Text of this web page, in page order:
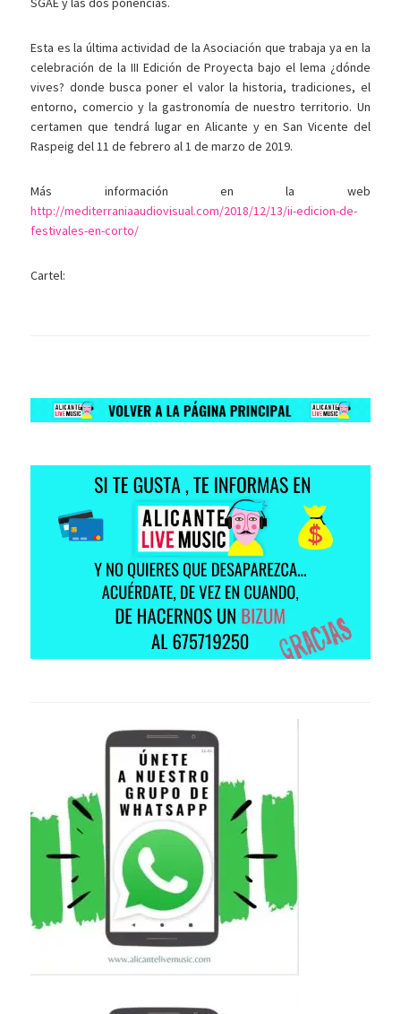
Esta es la última actividad de la Asociación que trabaja ya en la
celebración de la III Edición de Proyecta bajo el lema ¿dónde
vives? donde busca poner el valor la historia, tradiciones, el
entorno, comercio y la gastronomía de nuestro territorio. Un
certamen que tendrá lugar en Alicante y en San Vicente del
Raspeig del 11 de febrero al 1 de marzo de 2019.
Más información en la web
http://mediterraniaaudiovisual.com/2018/12/13/ii-edicion-de-
festivales-en-corto/
Cartel: